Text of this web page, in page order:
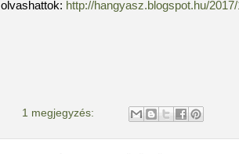
olvashattok: http://hangyasz.blogspot.hu/
1 megjegyzés: